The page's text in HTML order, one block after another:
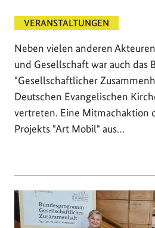
VERANSTALTUNGEN
Neben vielen anderen
und Gesellschaft war auch das
"Gesellschaftlicher
Deutschen Evangelischen
vertreten. Eine Mitmachaktion
Projekts "Art Mobil" aus…